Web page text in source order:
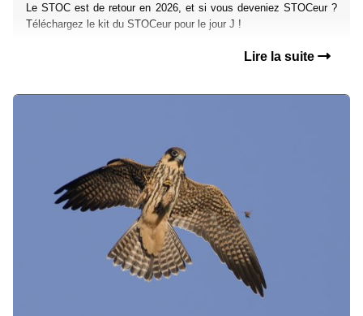
Le STOC est de retour en 2026, et si vous deveniez STOCeur ?
Téléchargez le kit du STOCeur pour le jour J !
Lire la suite